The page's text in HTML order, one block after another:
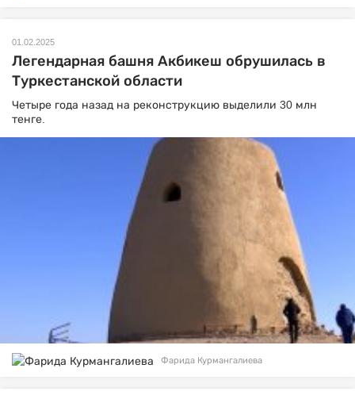
01.02.2025
Легендарная башня Акбикеш обрушилась в
Туркестанской области
Четыре года назад на реконструкцию выделили 30 млн
тенге.
Фарида Курмангалиева